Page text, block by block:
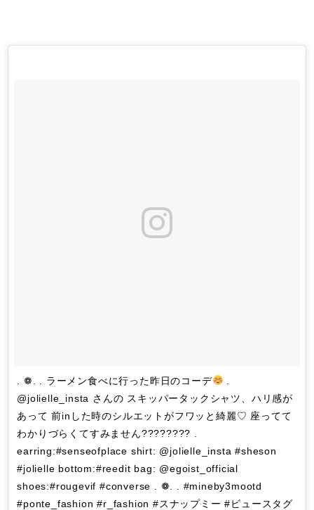
. ❁. . ラーメン食べに行った昨日のコーデ
@jolielle_insta さんの スキッパータックシャツ、ハリ感が
あって 前inした時のシルエットがフワッと綺麗♡ 座ってて
わかりづらくてすみません???????? .
earring:#senseofplace shirt: @jolielle_insta #sheson
#jolielle bottom:#reedit bag: @egoist_official
shoes:#rougevif #converse . ❁. . #mineby3mootd
#ponte_fashion #r_fashion #スナップミー #ビュースタグ